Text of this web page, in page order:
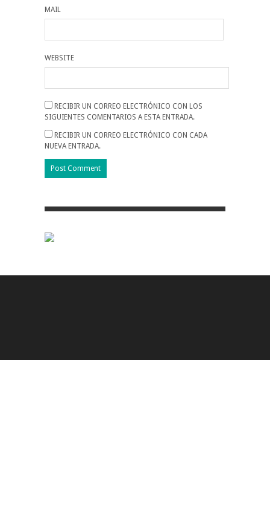
MAIL
WEBSITE
RECIBIR UN CORREO ELECTRÓNICO CON LOS
SIGUIENTES COMENTARIOS A ESTA ENTRADA.
RECIBIR UN CORREO ELECTRÓNICO CON CADA
NUEVA ENTRADA.